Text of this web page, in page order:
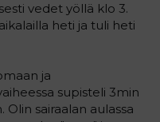
vedet yöllä klo 3.
heti ja tuli heti
ja
supisteli 3min
sairaalan aulassa